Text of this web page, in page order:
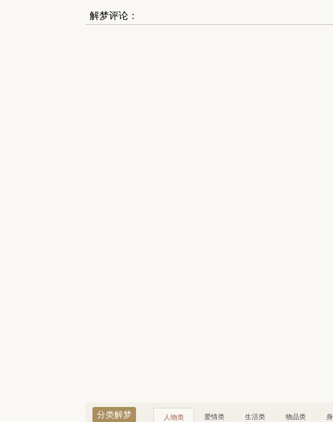
解梦评论：
分类解梦 人物类 爱情类 生活类 物品类